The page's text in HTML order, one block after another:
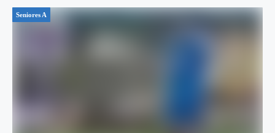
Seniores A